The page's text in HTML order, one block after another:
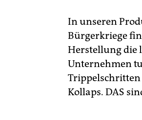
In unseren
Bürgerkriege
Herstellung die
Unternehmen
Trippelschritten
Kollaps. DAS